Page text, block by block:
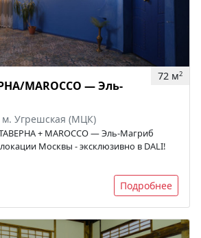
72 м2
MAROCCO — Эль-
м. Угрешская (МЦК)
+ MAROCCO — Эль-Магриб
Москвы - эксклюзивно в DALI!
Подробнее